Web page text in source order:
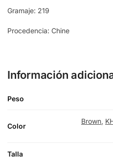
Gramaje: 219
Procedencia: Chine
Información
Peso
Color
Brown,
Talla